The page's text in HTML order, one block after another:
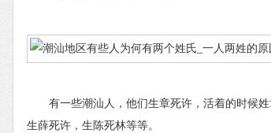
有一些潮汕人，他们生章死许，活着的时候姓
生薛死许，生陈死林等等。